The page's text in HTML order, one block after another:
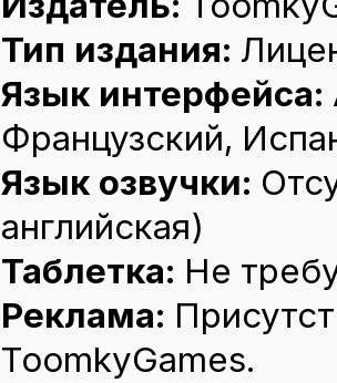
Тип издания:
Язык интерфейса:
Французский,
Язык озвучки:
английская)
Таблетка: Не
Реклама:
ToomkyGames.